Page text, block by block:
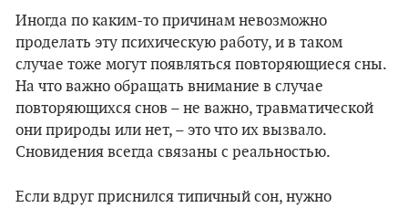
Иногда по каким-то причинам невозможно
проделать эту психическую работу, и в таком
случае тоже могут появляться повторяющиеся сны.
На что важно обращать внимание в случае
повторяющихся снов – не важно, травматической
они природы или нет, – это что их вызвало.
Сновидения всегда связаны с реальностью.
Если вдруг приснился типичный сон, нужно